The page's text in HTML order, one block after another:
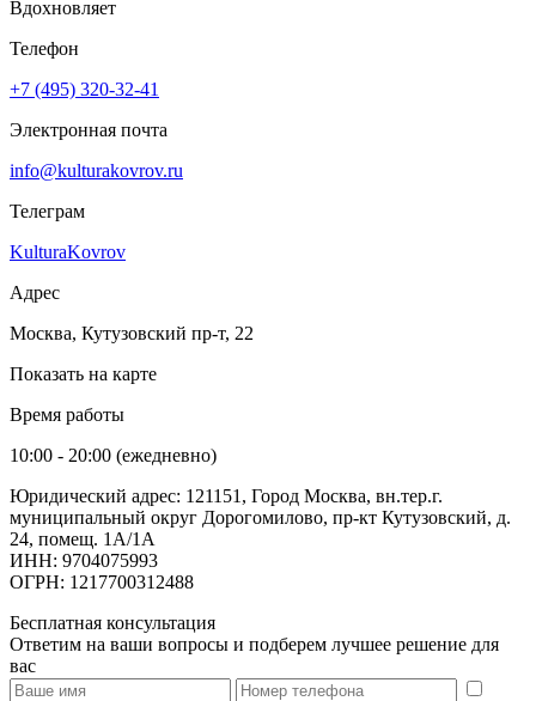
Вдохновляет
Телефон
+7 (495) 320-32-41
Электронная почта
info@kulturakovrov.ru
Телеграм
KulturaKovrov
Адрес
Москва, Кутузовский пр-т, 22
Показать на карте
Время работы
10:00 - 20:00 (ежедневно)
Юридический адрес: 121151, Город Москва, вн.тер.г.
муниципальный округ Дорогомилово, пр-кт Кутузовский, д.
24, помещ. 1А/1А
ИНН: 9704075993
ОГРН: 1217700312488
Бесплатная консультация
Ответим на ваши вопросы и подберем лучшее решение для
вас